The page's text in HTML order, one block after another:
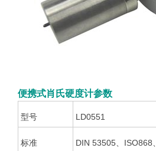
便携式肖氏硬度计参数
型号 LD0551
标准 DIN 53505、ISO868